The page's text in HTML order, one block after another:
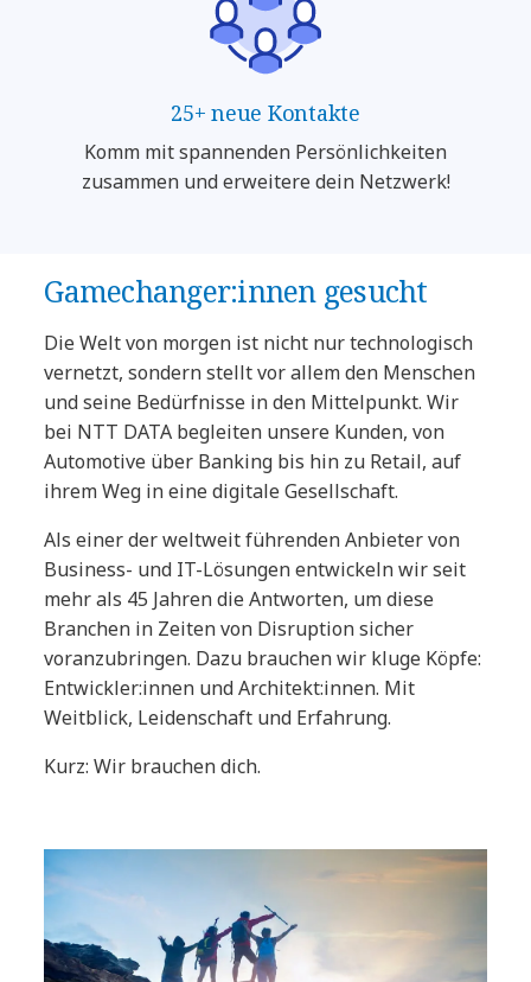
25+ neue Kontakte
Komm mit spannenden Persönlichkeiten
zusammen und erweitere dein Netzwerk!
Gamechanger:innen gesucht
Die Welt von morgen ist nicht nur technologisch
vernetzt, sondern stellt vor allem den Menschen
und seine Bedürfnisse in den Mittelpunkt. Wir
bei NTT DATA begleiten unsere Kunden, von
Automotive über Banking bis hin zu Retail, auf
ihrem Weg in eine digitale Gesellschaft.
Als einer der weltweit führenden Anbieter von
Business- und IT-Lösungen entwickeln wir seit
mehr als 45 Jahren die Antworten, um diese
Branchen in Zeiten von Disruption sicher
voranzubringen. Dazu brauchen wir kluge Köpfe:
Entwickler:innen und Architekt:innen. Mit
Weitblick, Leidenschaft und Erfahrung.
Kurz: Wir brauchen dich.